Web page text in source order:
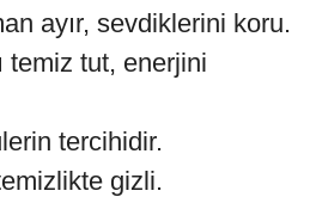
ayır, sevdiklerini koru.
temiz tut, enerjini
tercihidir.
gizli.